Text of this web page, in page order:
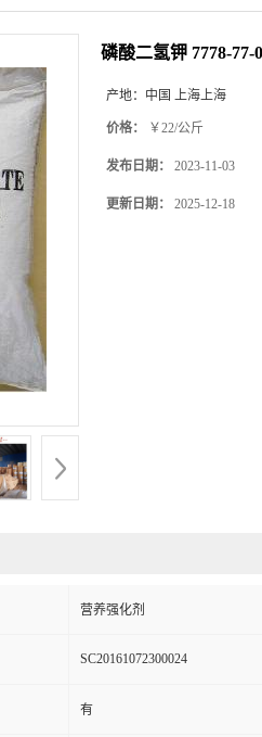
磷酸二氢钾 7778-
产地： 中国 上海上海
价格： ￥22/公斤
发布日期： 2023-11-03
更新日期： 2025-12-18
营养强化剂
SC20161072300024
有